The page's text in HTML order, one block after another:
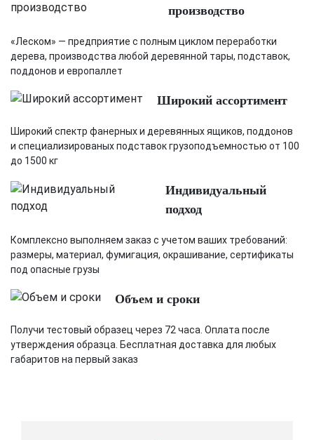
производство
«Леском» — предприятие с полным циклом переработки
дерева, производства любой деревянной тары, подставок,
поддонов и европаллет
Широкий ассортимент
Широкий спектр фанерных и деревянных ящиков, поддонов
и специализированых подставок грузоподъемностью от 100
до 1500 кг
Индивидуальный
подход
Комплексно выполняем заказ с учетом ваших требований:
размеры, материал, фумигация, окрашивание, сертификаты
под опасные грузы
Объем и сроки
Получи тестовый образец через 72 часа. Оплата после
утверждения образца. Бесплатная доставка для любых
габаритов на первый заказ